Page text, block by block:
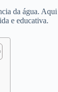
da água.
e educativa.